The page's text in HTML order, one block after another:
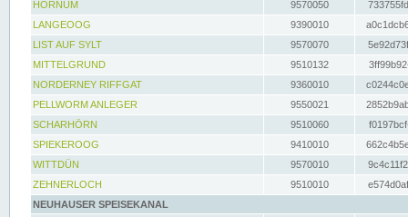
HÖRNUM
9570050
LANGEOOG
9390010
LIST AUF SYLT
9570070
MITTELGRUND
9510132
NORDERNEY RIFFGAT
9360010
PELLWORM ANLEGER
9550021
SCHARHÖRN
9510060
SPIEKEROOG
9410010
WITTDÜN
9570010
ZEHNERLOCH
9510010
NEUHAUSER SPEISEKANAL